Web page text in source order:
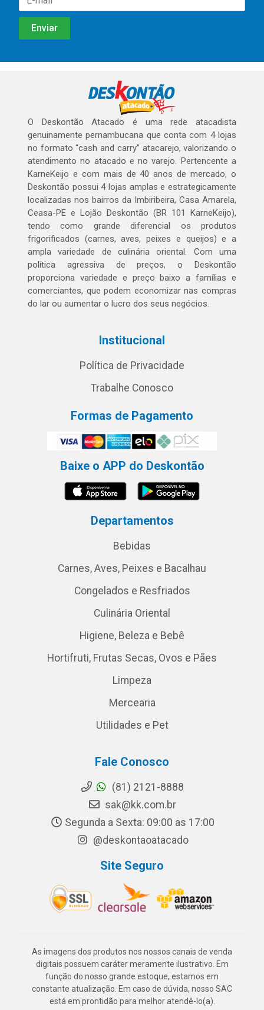
O Deskontão Atacado é uma rede atacadista
genuinamente pernambucana que conta com 4 lojas
no formato “cash and carry” atacarejo, valorizando o
atendimento no atacado e no varejo. Pertencente a
KarneKeijo e com mais de 40 anos de mercado, o
Deskontão possui 4 lojas amplas e estrategicamente
localizadas nos bairros da Imbiribeira, Casa Amarela,
Ceasa-PE e Lojão Deskontão (BR 101 KarneKeijo),
tendo como grande diferencial os produtos
frigorificados (carnes, aves, peixes e queijos) e a
ampla variedade de culinária oriental. Com uma
política agressiva de preços, o Deskontão
proporciona variedade e preço baixo a famílias e
comerciantes, que podem economizar nas compras
do lar ou aumentar o lucro dos seus negócios.
Institucional
Política de Privacidade
Trabalhe Conosco
Formas de Pagamento
Baixe o APP do Deskontão
Departamentos
Bebidas
Carnes, Aves, Peixes e Bacalhau
Congelados e Resfriados
Culinária Oriental
Higiene, Beleza e Bebê
Hortifruti, Frutas Secas, Ovos e Pães
Limpeza
Mercearia
Utilidades e Pet
Fale Conosco
(81) 2121-8888
sak@kk.com.br
Segunda a Sexta: 09:00 as 17:00
@deskontaoatacado
Site Seguro
As imagens dos produtos nos nossos canais de venda
digitais possuem caráter meramente ilustrativo. Em
função do nosso grande estoque, estamos em
constante atualização. Em caso de dúvida, nosso SAC
está em prontidão para melhor atendê-lo(a).